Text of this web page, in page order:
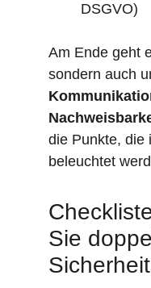
DSGVO)
Am Ende geht
sondern auch
die Punkte, die
beleuchtet
Sie